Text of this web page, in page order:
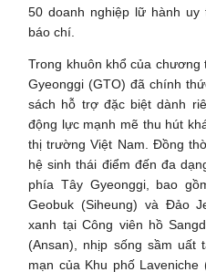
50 doanh nghiệp lữ hành
báo chí.
Trong khuôn khổ của chương
Gyeonggi (GTO) đã chính
sách hỗ trợ đặc biệt dành
động lực mạnh mẽ thu hút
thị trường Việt Nam. Đồng
hệ sinh thái điểm đến đa
phía Tây Gyeonggi, bao
Geobuk (Siheung) và Đảo
xanh tại Công viên hồ
(Ansan), nhịp sống sầm uất
mạn của Khu phố